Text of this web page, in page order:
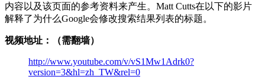
内容以及该页面的参考资料来产生。Matt Cutts在以下的影片
解释了为什么Google会修改搜索结果列表的标题。
视频地址：（需翻墙）
http://www.youtube.com/v/vS1Mw1Adrk0?
version=3&hl=zh_TW&rel=0